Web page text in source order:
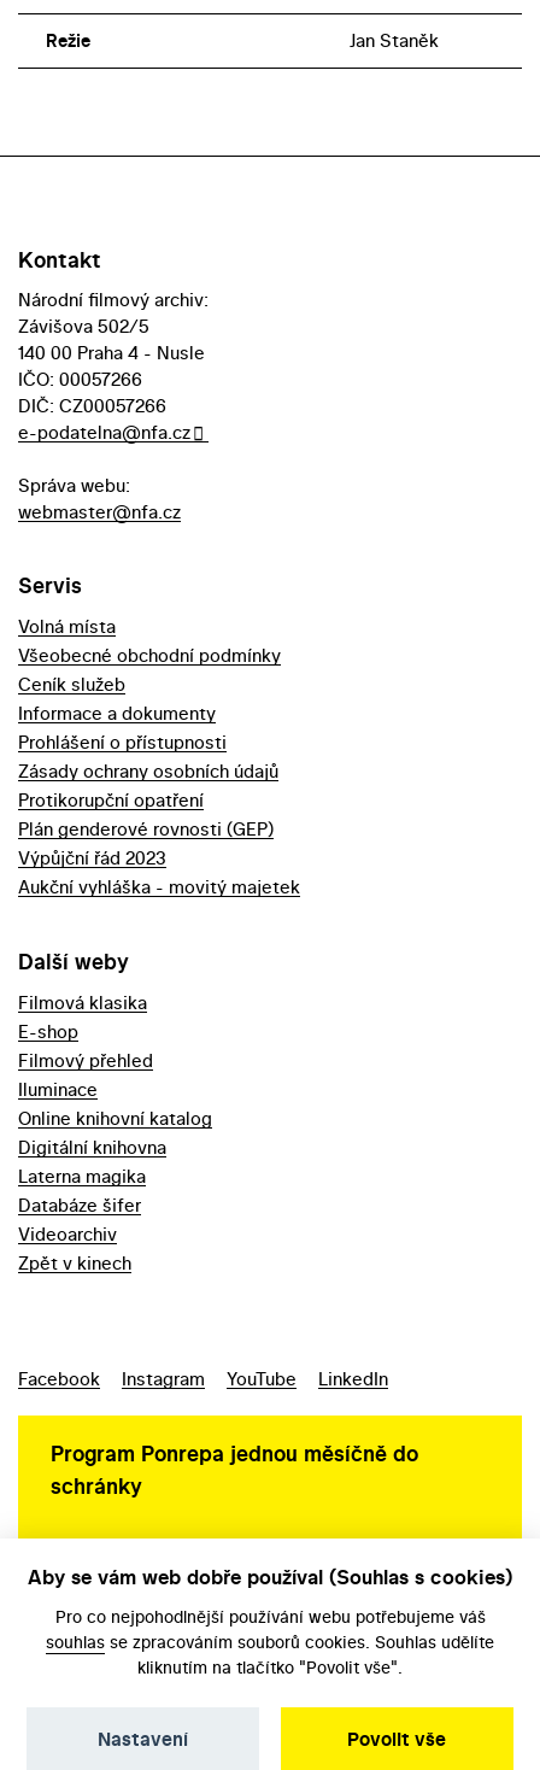
Režie Jan Staněk
Kontakt
Národní filmový archiv:
Závišova 502/5
140 00 Praha 4 - Nusle
IČO: 00057266
DIČ: CZ00057266
e-podatelna@nfa.cz
Správa webu:
webmaster@nfa.cz
Servis
Volná místa
Všeobecné obchodní podmínky
Ceník služeb
Informace a dokumenty
Prohlášení o přístupnosti
Zásady ochrany osobních údajů
Protikorupční opatření
Plán genderové rovnosti (GEP)
Výpůjční řád 2023
Aukční vyhláška - movitý majetek
Další weby
Filmová klasika
E-shop
Filmový přehled
Iluminace
Online knihovní katalog
Digitální knihovna
Laterna magika
Databáze šifer
Videoarchiv
Zpět v kinech
Facebook Instagram YouTube LinkedIn
Program Ponrepa jednou měsíčně do
schránky
Aby se vám web dobře používal (Souhlas s cookies)
Pro co nejpohodlnější používání webu potřebujeme váš
souhlas se zpracováním souborů cookies. Souhlas udělíte
kliknutím na tlačítko "Povolit vše".
Povolit vše
Nastavení